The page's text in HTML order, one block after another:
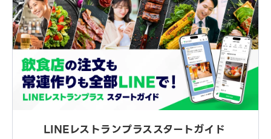
LINEレストランプラススタートガイド